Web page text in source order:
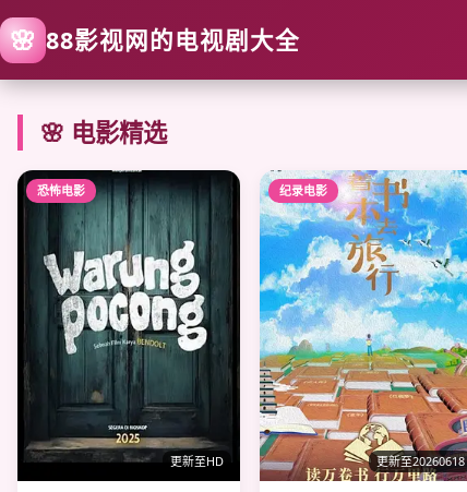
🌸 88影视网的电视剧大全
🌸 电影精选
恐怖电影
更新至HD
纪录电影
更新至20260618